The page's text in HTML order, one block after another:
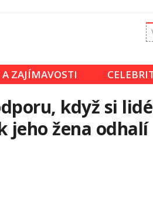
A ZAJÍMAVOSTI
když si lidé
jeho žena odhalí